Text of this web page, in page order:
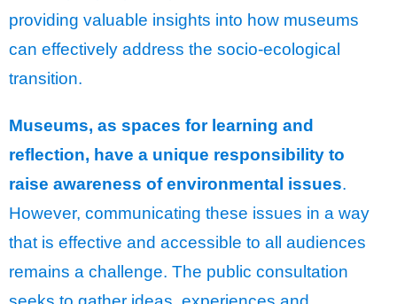
providing valuable insights into how museums
can effectively address the socio-ecological
transition.
Museums, as spaces for learning and
reflection, have a unique responsibility to
raise awareness of environmental issues.
However, communicating these issues in a way
that is effective and accessible to all audiences
remains a challenge. The public consultation